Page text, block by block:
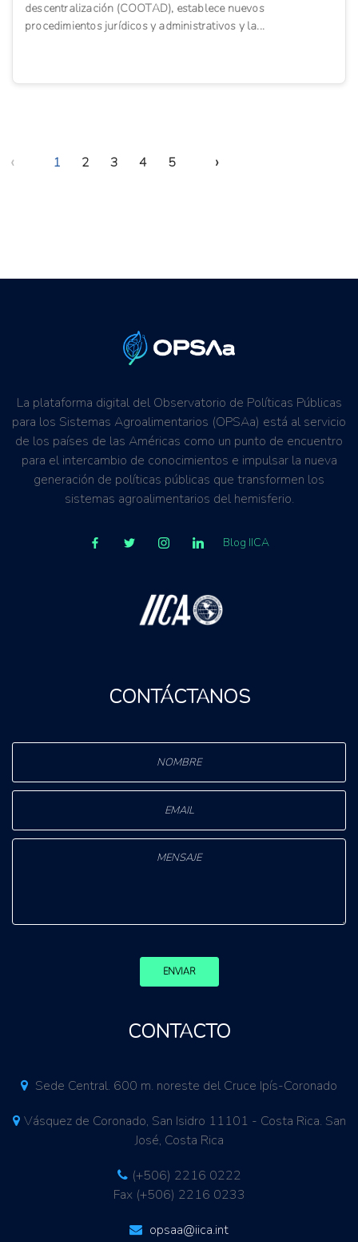
descentralización (COOTAD), establece nuevos
procedimientos jurídicos y administrativos y la...
‹ 1 2 3 4 5 ›
La plataforma digital del Observatorio de Políticas Públicas
para los Sistemas Agroalimentarios (OPSAa) está al servicio
de los países de las Américas como un punto de encuentro
para el intercambio de conocimientos e impulsar la nueva
generación de políticas públicas que transformen los
sistemas agroalimentarios del hemisferio.
Blog IICA
CONTÁCTANOS
ENVIAR
CONTACTO
Sede Central. 600 m. noreste del Cruce Ipís-Coronado
Vásquez de Coronado, San Isidro 11101 - Costa Rica. San
José, Costa Rica
(+506) 2216 0222
Fax (+506) 2216 0233
opsaa@iica.int